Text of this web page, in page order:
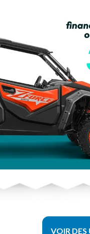
VOIR DES